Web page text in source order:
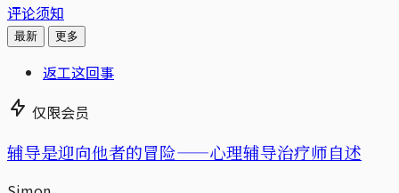
评论须知
最新 更多
返工这回事
仅限会员
辅导是迎向他者的冒险——心理辅导治疗师自述